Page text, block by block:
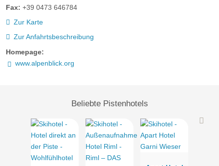
Fax: +39 0473 646784
Zur Karte
Zur Anfahrtsbeschreibung
Homepage:
www.alpenblick.org
Beliebte Pistenhotels